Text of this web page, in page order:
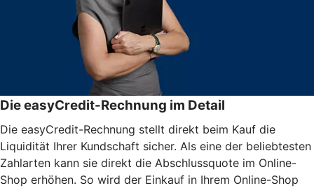
Die easyCredit-Rechnung im Detail
Die easyCredit-Rechnung stellt direkt beim Kauf die
Liquidität Ihrer Kundschaft sicher. Als eine der beliebtesten
Zahlarten kann sie direkt die Abschlussquote im Online-
Shop erhöhen. So wird der Einkauf in Ihrem Online-Shop